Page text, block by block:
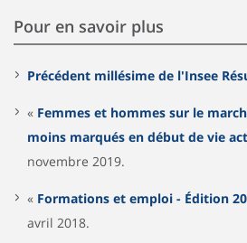
Pour en savoir plus
Précédent millésime de l'Insee
« Femmes et hommes sur le
moins marqués en début de vie
novembre 2019.
« Formations et emploi - Édition
avril 2018.